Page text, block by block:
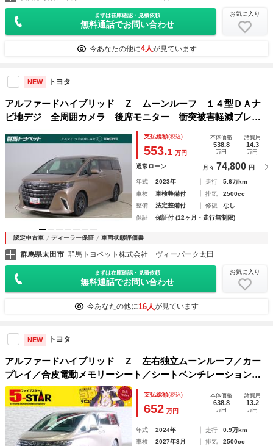
まずは在庫確認・見積依頼
無料通話でお問い合わせ
お気に入り
今あなたの他に4人が見ています
NEW トヨタ
アルファードハイブリッド Ｚ ムーンルーフ １４型ＤＡナ
ビ地デジ 全周囲カメラ 後席モニター 衝突被害軽減ブレー
キ ＢＳＭ 前後ドラレコ レーダークルーズ シートヒータ
ー＆クール パワーバックドア ３眼ＬＥＤライト ワンオー
支払総額(税込)
553.1 万円
本体価格
538.8
万円
諸費用
14.3
万円
通常ローン 月々 74,800 円
年式 2023年 走行
5.6万km
車検
車検整備付 排気
2500cc
整備
法定整備付 修復
なし
保証
保証付 (12ヶ月・走行無制限)
認定中古車 ディーラー保証 車両状態評価書
群馬県太田市 群馬トヨペット株式会社 ヴィーパーク太田
まずは在庫確認・見積依頼
無料通話でお問い合わせ
お気に入り
今あなたの他に16人が見ています
NEW トヨタ
アルファードハイブリッド Ｚ 左右独立ムーンルーフ／カー
プレイ／合皮電動メモリーシート／シートベンチレーション／
トヨタセーフティセンス／デジタルインナーミラー／レーダー
クルコン／プロアクティブドライブ／パノラミックビューモニ
ター
支払総額(税込)
652 万円
本体価格
638.8
万円
諸費用
13.2
万円
年式 2024年 走行
0.9万km
車検
2027年3月 排気
2500cc